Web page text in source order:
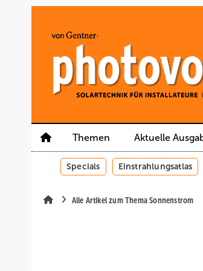
Themen Aktuelle
Specials Einstrahlungsatlas
Alle Artikel zum Thema Sonnenstrom